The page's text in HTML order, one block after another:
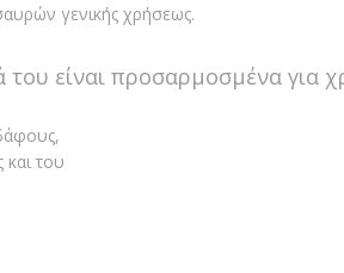
γενικής χρήσεως.
του είναι προσαρμοσμένα για
και του